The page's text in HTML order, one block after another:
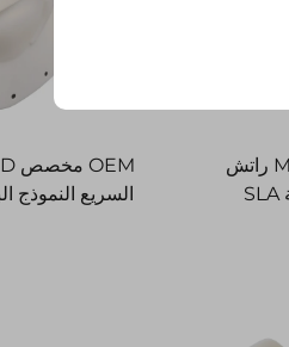
بيع ساخن أحدث Mjf Fdm Tpu راتش
كبيرة PLA حبيبات بلاستيكية SLA
السريع النموذج